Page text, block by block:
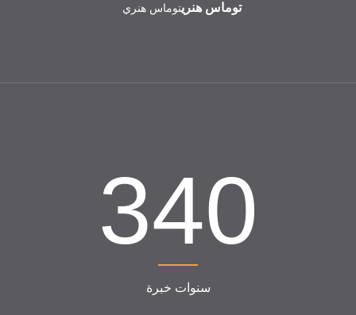
توماس هنريتوماس هنري
340
سنوات خبرة